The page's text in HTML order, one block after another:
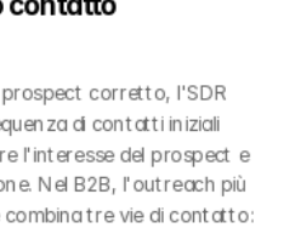
corretto, l'SDR
di contatti iniziali
l'interesse del prospect e
Nel B2B, l'outreach più
tre vie di contatto: